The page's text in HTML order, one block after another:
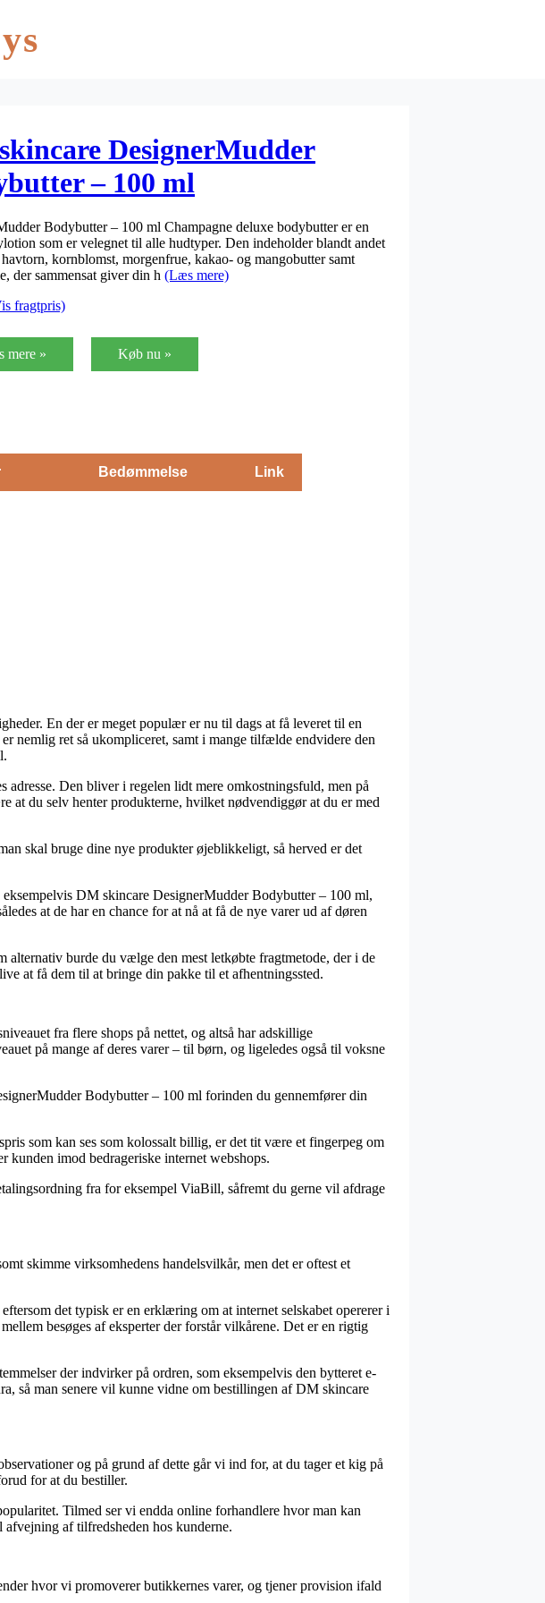
DesignerMudder
– 100 ml
Bodybutter – 100 ml Champagne deluxe bodybutter er en
som er velegnet til alle hudtyper. Den indeholder blandt andet
kornblomst, morgenfrue, kakao- og mangobutter samt
der sammensat giver din h (Læs mere)
fragtpris)
mere » Køb nu »
Bedømmelse Link
En der er meget populær er nu til dags at få leveret til en
nemlig ret så ukompliceret, samt i mange tilfælde endvidere den
Den bliver i regelen lidt mere omkostningsfuld, men på
at du selv henter produkterne, hvilket nødvendiggør at du er med
skal bruge dine nye produkter øjeblikkeligt, så herved er det
DM skincare DesignerMudder Bodybutter – 100 ml,
at de har en chance for at nå at få de nye varer ud af døren
burde du vælge den mest letkøbte fragtmetode, der i de
at få dem til at bringe din pakke til et afhentningssted.
fra flere shops på nettet, og altså har adskillige
på mange af deres varer – til børn, og ligeledes også til voksne
Bodybutter – 100 ml forinden du gennemfører din
som kan ses som kolossalt billig, er det tit være et fingerpeg om
imod bedrageriske internet webshops.
fra for eksempel ViaBill, såfremt du gerne vil afdrage
skimme virksomhedens handelsvilkår, men det er oftest et
det typisk er en erklæring om at internet selskabet opererer i
besøges af eksperter der forstår vilkårene. Det er en rigtig
der indvirker på ordren, som eksempelvis den bytteret e-
så man senere vil kunne vidne om bestillingen af DM skincare
og på grund af dette går vi ind for, at du tager et kig på
for at du bestiller.
Tilmed ser vi endda online forhandlere hvor man kan
af tilfredsheden hos kunderne.
hvor vi promoverer butikkernes varer, og tjener provision ifald